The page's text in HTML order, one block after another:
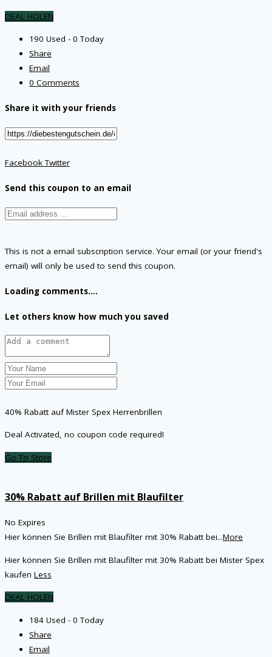
DEAL HOLEN
190 Used - 0 Today
Share
Email
0 Comments
Share it with your friends
FacebookTwitter
Send this coupon to an email
This is not a email subscription service. Your email (or your friend's
email) will only be used to send this coupon.
Loading comments....
Let others know how much you saved
40% Rabatt auf Mister Spex Herrenbrillen
Deal Activated, no coupon code required!
Go To Store
30% Rabatt auf Brillen mit Blaufilter
No Expires
Hier können Sie Brillen mit Blaufilter mit 30% Rabatt bei...More
Hier können Sie Brillen mit Blaufilter mit 30% Rabatt bei Mister Spex
kaufen Less
DEAL HOLEN
184 Used - 0 Today
Share
Email